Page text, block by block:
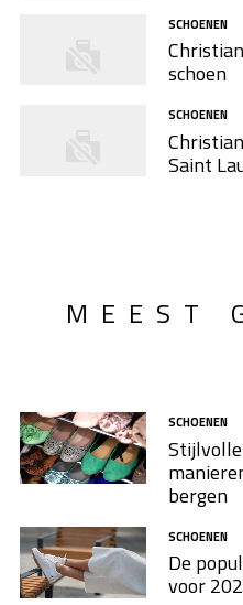
SCHOENEN
schoen
SCHOENEN
Saint
MEEST
SCHOENEN
bergen
SCHOENEN
De
voor